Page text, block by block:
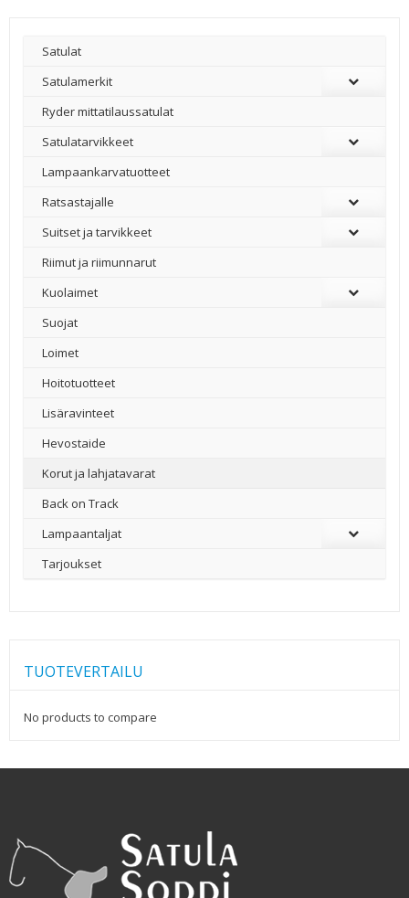
Satulat
Satulamerkit
Ryder mittatilaussatulat
Satulatarvikkeet
–
Lampaankarvatuotteet
Ratsastajalle
Suitset ja tarvikkeet
Riimut ja riimunnarut
Kuolaimet
Suojat
Loimet
Hoitotuotteet
Lisäravinteet
Hevostaide
Korut ja lahjatavarat
Back on Track
Lampaantaljat
Tarjoukset
TUOTEVERTAILU
No products to compare